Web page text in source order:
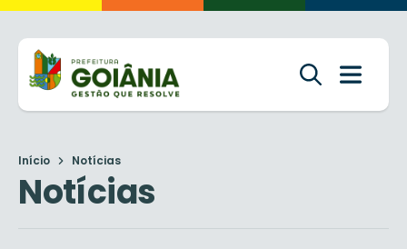
Início Notícias
Notícias